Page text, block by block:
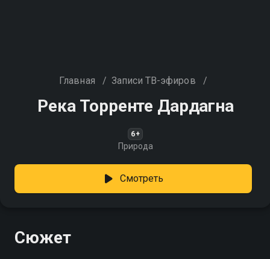
Главная / Записи ТВ-эфиров /
Река Торренте Дардагна
6+
Природа
Смотреть
Сюжет